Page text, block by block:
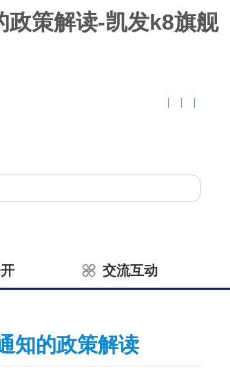
政策解读-凯发k8旗舰
| | |
交流互动
知的政策解读